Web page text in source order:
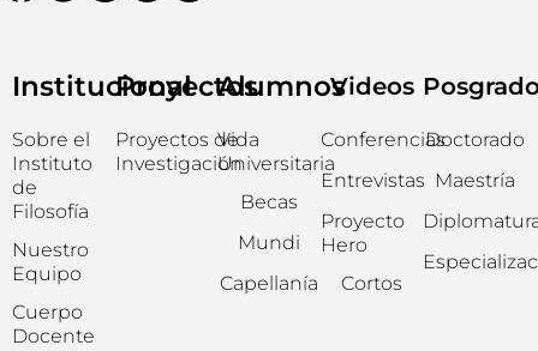
Institucional
Sobre el
Instituto
de
Filosofía
Nuestro
Equipo
Cuerpo
Docente
Proyectos
Proyectos de
Investigación
Alumnos
Vida
Universitaria
Becas
Mundi
Capellanía
Videos
Conferencias
Entrevistas
Proyecto
Hero
Cortos
Doctorado
Maestría